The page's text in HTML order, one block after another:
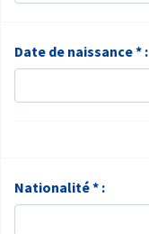
Date de naissance * :
Nationalité * :